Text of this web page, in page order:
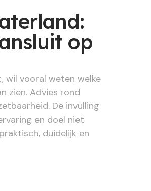
op
wil vooral weten welke
zien. Advies rond
De invulling
en doel niet
duidelijk en